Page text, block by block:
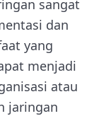
sangat
dan
yang
menjadi
atau
jaringan